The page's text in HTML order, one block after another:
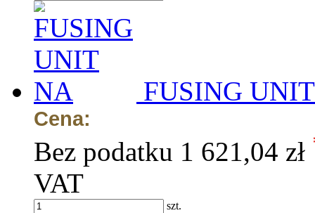
FUSING
Cena:
Bez podatku 1 621,04 zł
VAT
szt.